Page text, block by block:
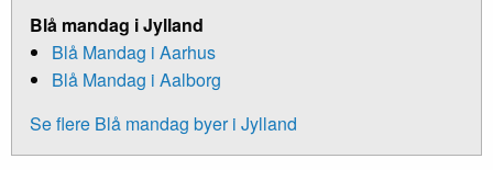
Blå mandag i Jylland
Blå Mandag i Aarhus
Blå Mandag i Aalborg
Se flere Blå mandag byer i Jylland